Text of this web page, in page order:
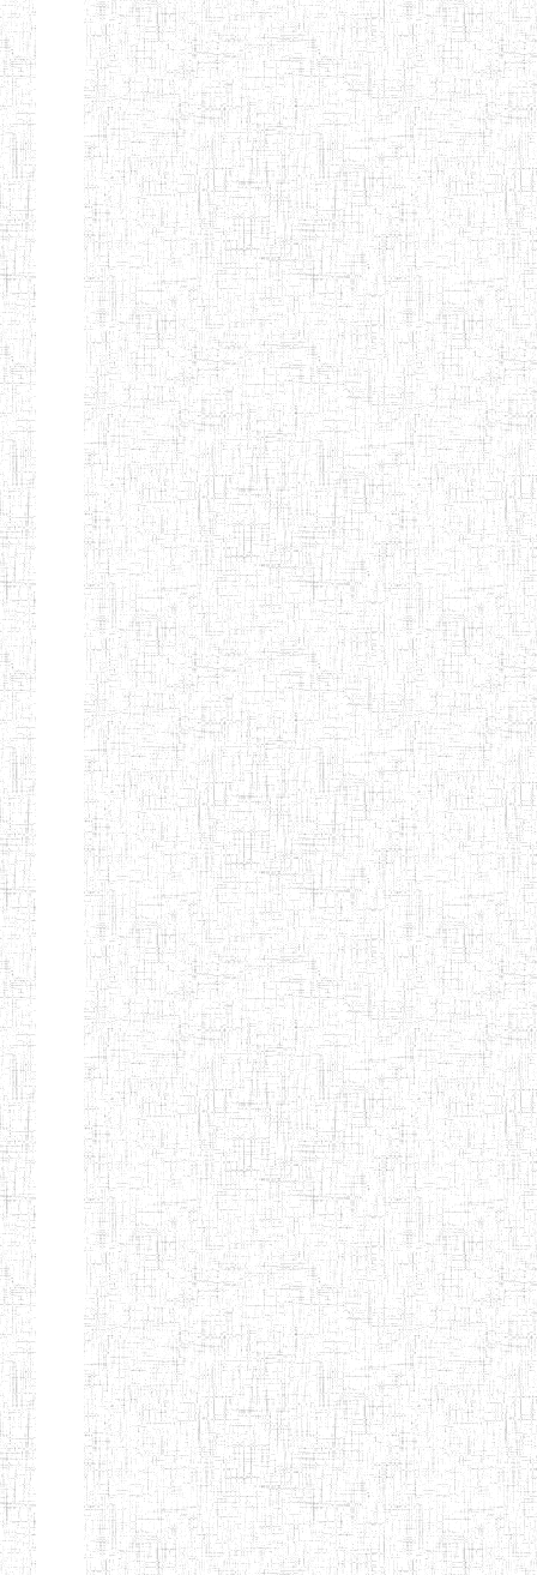
ENIEG
BILINGUE
MATSIAZE
10/07/2000 ENIEG Privé
ENPIEG
BILINGUE
SENTTI-IBES
20/08/2015 ENIEG Privé
ENIEG PRIVEE
BILINGUE LES
ROSSIGNOLS
MAJORS
06/06/2016 ENIEG Privé
ENI PRIVEE
LAIQUE
22/09/2000 ENIEG Privé
ENIEG BERYLA 06/06/2014 ENIEG Privé
ENIEG
L'EXCELLENCE
28/08/2009 ENIEG Privé
ENIEG DES
NATIONS
10/07/2001 ENIEG Privé
ENIET PAUL
MOMO
23/07/2014 ENIET Privé
ENIEG PRIVEE
TCHEB'S
10/07/2008 ENIEG Privé
ENIEG PRIVEE
BILINGUE
INCLUSIVE
LOUIS
BRAILLE DU
CJARC
12/07/2019 ENIEG Privé
ENIEG LA
PENSEE
28/12/2007 ENIEG Privé
ENIEG PRIVEE
AIME-CESAIRE
28/08/2009 ENIEG Privé
ENIEG
SIANTOU
03/06/2014 ENIEG Privé
ENIEG LA
26/05/2014 ENIEG Privé